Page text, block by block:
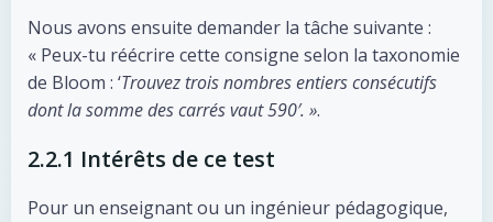
Nous avons ensuite demander la tâche suivante :
« Peux-tu réécrire cette consigne selon la taxonomie
de Bloom : ‘Trouvez trois nombres entiers consécutifs
dont la somme des carrés vaut 590′. ».
2.2.1 Intérêts de ce test
Pour un enseignant ou un ingénieur pédagogique,